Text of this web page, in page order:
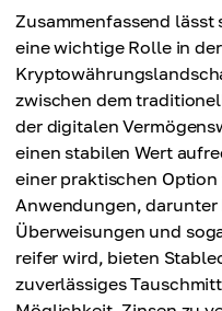
Zusammenfassend lässt
eine wichtige Rolle in
zwischen dem
der digitalen
einen stabilen Wert
einer praktischen
Anwendungen,
Überweisungen und
reifer wird, bieten
zuverlässiges